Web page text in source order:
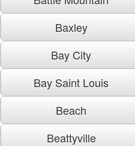
Baxley
Bay City
Bay Saint Louis
Beach
Beattyville